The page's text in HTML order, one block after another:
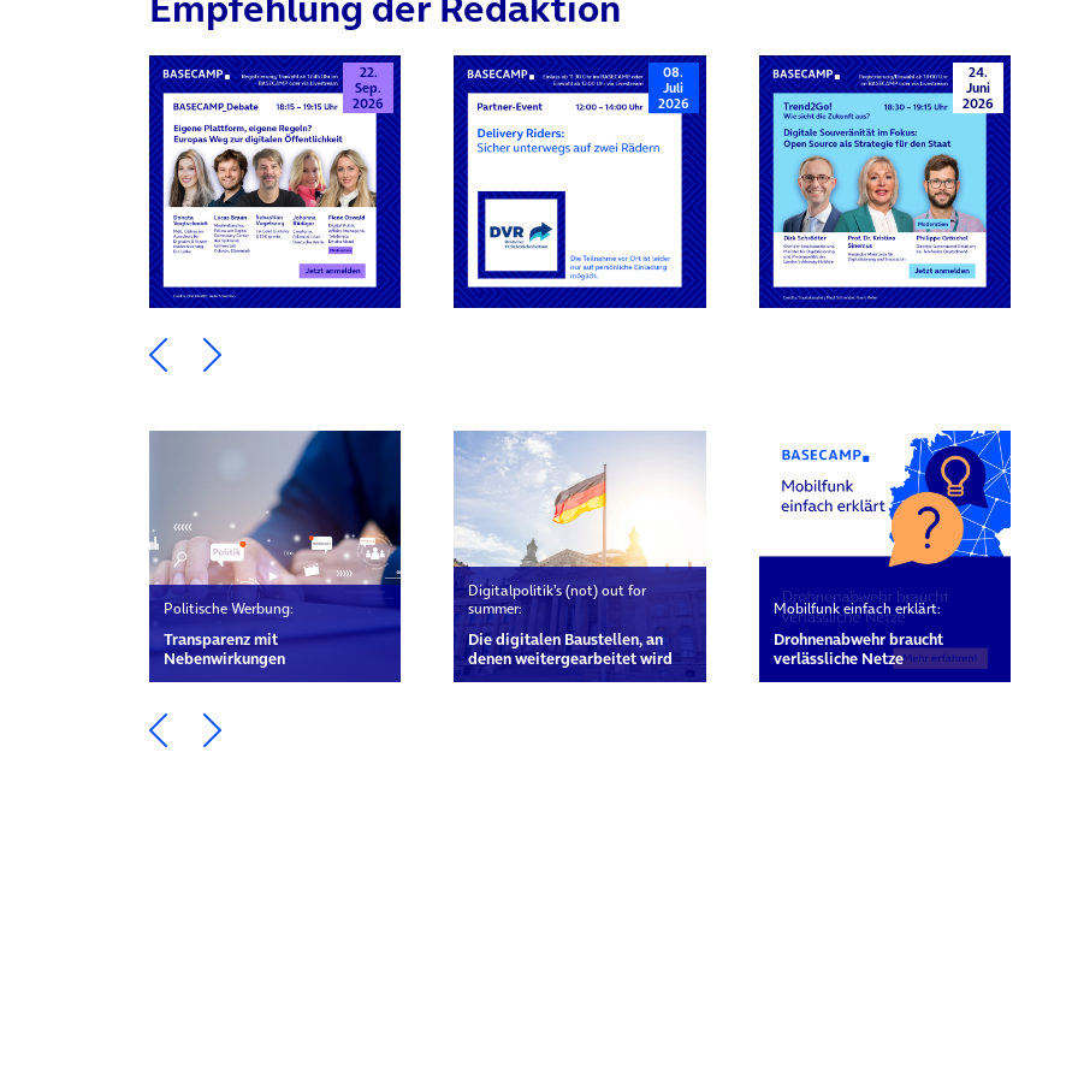
22.
Sep.
2026
08.
Juli
2026
24.
Juni
2026
Ein Element zurück blättern
Ein Element weiter blättern
Politische Werbung:
Transparenz mit
Nebenwirkungen
Digitalpolitik’s (not) out for
summer:
Die digitalen Baustellen, an
denen weitergearbeitet wird
Mobilfunk einfach erklärt:
Drohnenabwehr braucht
verlässliche Netze
Ein Element zurück blättern
Ein Element weiter blättern